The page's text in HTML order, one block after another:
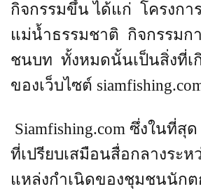
กิจกรรมขึ้น ได้แก่ โครงกา
แม่น้ำธรรมชาติ กิจกรรมก
ชนบท ทั้งหมดนั้นเป็นสิ่งที่เ
ของเว็บไซต์
Siamfishing.com ซึ่งในที่สุ
ที่เปรียบเสมือนสื่อกลางระ
แหล่งกำเนิดของชุมชนนักต